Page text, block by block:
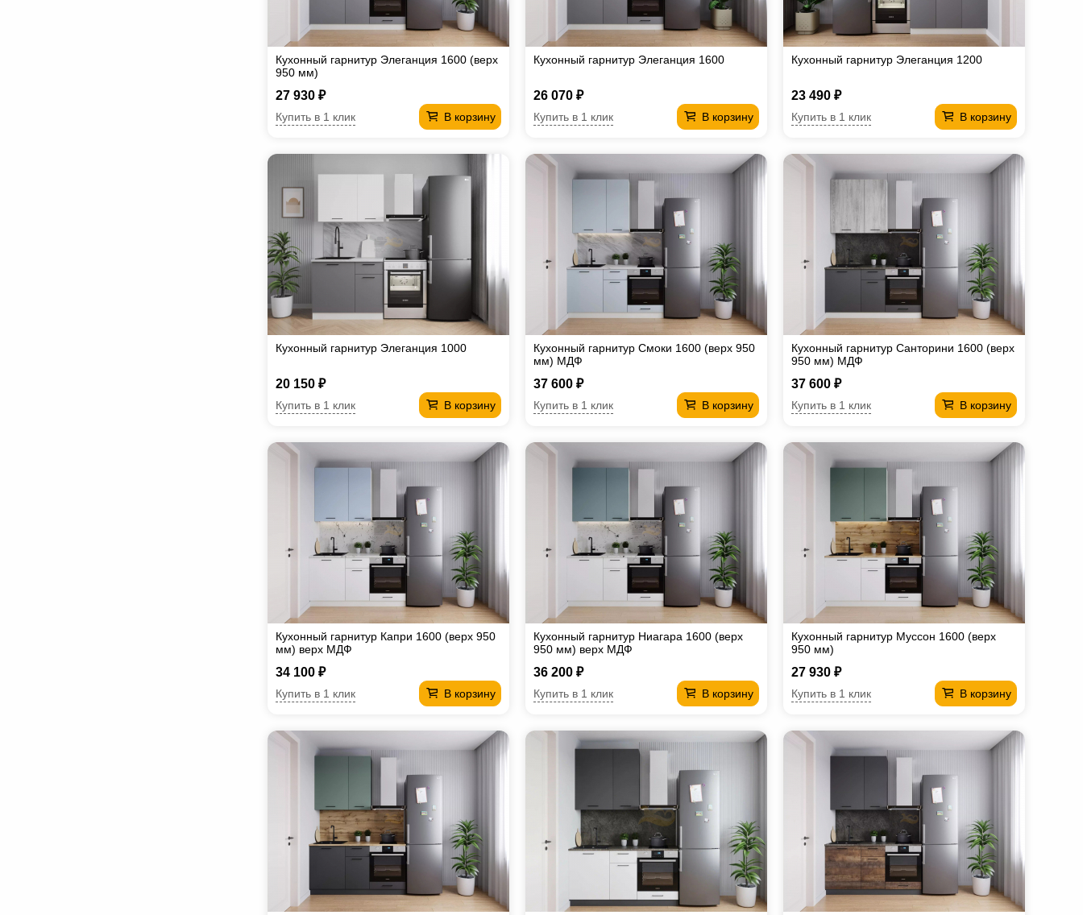
Кухонный гарнитур Элеганция 1600 (верх
950 мм)
27 930 ₽
В корзину
Купить в 1 клик
Кухонный гарнитур Элеганция 1600
26 070 ₽
В корзину
Купить в 1 клик
Кухонный гарнитур Элеганция 1200
23 490 ₽
В корзину
Купить в 1 клик
Кухонный гарнитур Элеганция 1000
20 150 ₽
В корзину
Купить в 1 клик
Кухонный гарнитур Смоки 1600 (верх 950
мм) МДФ
37 600 ₽
В корзину
Купить в 1 клик
Кухонный гарнитур Санторини 1600 (верх
950 мм) МДФ
37 600 ₽
В корзину
Купить в 1 клик
Кухонный гарнитур Капри 1600 (верх 950
мм) верх МДФ
34 100 ₽
В корзину
Купить в 1 клик
Кухонный гарнитур Ниагара 1600 (верх
950 мм) верх МДФ
36 200 ₽
В корзину
Купить в 1 клик
Кухонный гарнитур Муссон 1600 (верх
950 мм)
27 930 ₽
В корзину
Купить в 1 клик